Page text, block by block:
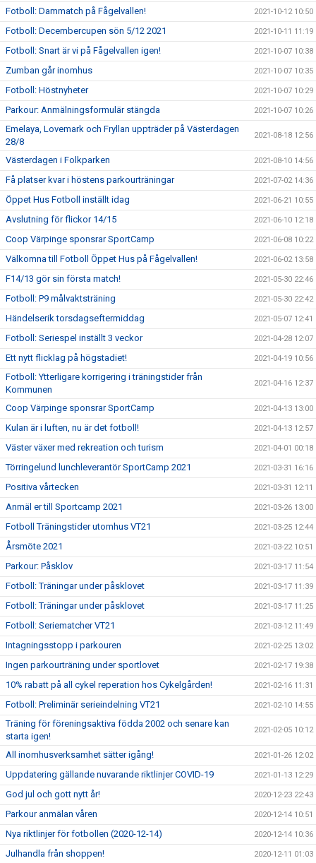
Fotboll: Dammatch på Fågelvallen! 2021-10-12 10:50
Fotboll: Decembercupen sön 5/12 2021 2021-10-11 11:19
Fotboll: Snart är vi på Fågelvallen igen! 2021-10-07 10:38
Zumban går inomhus 2021-10-07 10:35
Fotboll: Höstnyheter 2021-10-07 10:29
Parkour: Anmälningsformulär stängda 2021-10-07 10:26
Emelaya, Lovemark och Fryllan uppträder på Västerdagen
28/8
2021-08-18 12:56
Västerdagen i Folkparken 2021-08-10 14:56
Få platser kvar i höstens parkourträningar 2021-07-02 14:36
Öppet Hus Fotboll inställt idag 2021-06-21 10:55
Avslutning för flickor 14/15 2021-06-10 12:18
Coop Värpinge sponsrar SportCamp 2021-06-08 10:22
Välkomna till Fotboll Öppet Hus på Fågelvallen! 2021-06-02 13:58
F14/13 gör sin första match! 2021-05-30 22:46
Fotboll: P9 målvaktsträning 2021-05-30 22:42
Händelserik torsdagseftermiddag 2021-05-07 12:41
Fotboll: Seriespel inställt 3 veckor 2021-04-28 12:07
Ett nytt flicklag på högstadiet! 2021-04-19 10:56
Fotboll: Ytterligare korrigering i träningstider från
Kommunen
2021-04-16 12:37
Coop Värpinge sponsrar SportCamp 2021-04-13 13:00
Kulan är i luften, nu är det fotboll! 2021-04-13 12:57
Väster växer med rekreation och turism 2021-04-01 00:18
Törringelund lunchleverantör SportCamp 2021 2021-03-31 16:16
Positiva vårtecken 2021-03-31 12:11
Anmäl er till Sportcamp 2021 2021-03-26 13:00
Fotboll Träningstider utomhus VT21 2021-03-25 12:44
Årsmöte 2021 2021-03-22 10:51
Parkour: Påsklov 2021-03-17 11:54
Fotboll: Träningar under påsklovet 2021-03-17 11:39
Fotboll: Träningar under påsklovet 2021-03-17 11:25
Fotboll: Seriematcher VT21 2021-03-12 11:49
Intagningsstopp i parkouren 2021-02-25 13:02
Ingen parkourträning under sportlovet 2021-02-17 19:38
10% rabatt på all cykel reperation hos Cykelgården! 2021-02-16 11:31
Fotboll: Preliminär serieindelning VT21 2021-02-10 14:55
Träning för föreningsaktiva födda 2002 och senare kan
starta igen!
2021-02-05 10:12
All inomhusverksamhet sätter igång! 2021-01-26 12:02
Uppdatering gällande nuvarande riktlinjer COVID-19 2021-01-13 12:29
God jul och gott nytt år! 2020-12-23 22:43
Parkour anmälan våren 2020-12-14 10:51
Nya riktlinjer för fotbollen (2020-12-14) 2020-12-14 10:36
Julhandla från shoppen! 2020-12-11 01:03